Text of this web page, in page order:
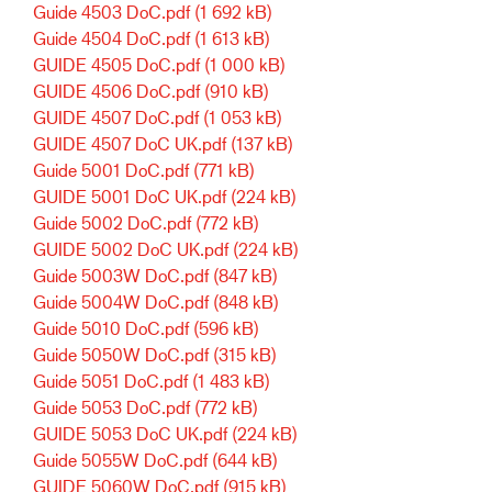
Guide 4503 DoC.pdf (1 692 kB)
Guide 4504 DoC.pdf (1 613 kB)
GUIDE 4505 DoC.pdf (1 000 kB)
GUIDE 4506 DoC.pdf (910 kB)
GUIDE 4507 DoC.pdf (1 053 kB)
GUIDE 4507 DoC UK.pdf (137 kB)
Guide 5001 DoC.pdf (771 kB)
GUIDE 5001 DoC UK.pdf (224 kB)
Guide 5002 DoC.pdf (772 kB)
GUIDE 5002 DoC UK.pdf (224 kB)
Guide 5003W DoC.pdf (847 kB)
Guide 5004W DoC.pdf (848 kB)
Guide 5010 DoC.pdf (596 kB)
Guide 5050W DoC.pdf (315 kB)
Guide 5051 DoC.pdf (1 483 kB)
Guide 5053 DoC.pdf (772 kB)
GUIDE 5053 DoC UK.pdf (224 kB)
Guide 5055W DoC.pdf (644 kB)
GUIDE 5060W DoC.pdf (915 kB)